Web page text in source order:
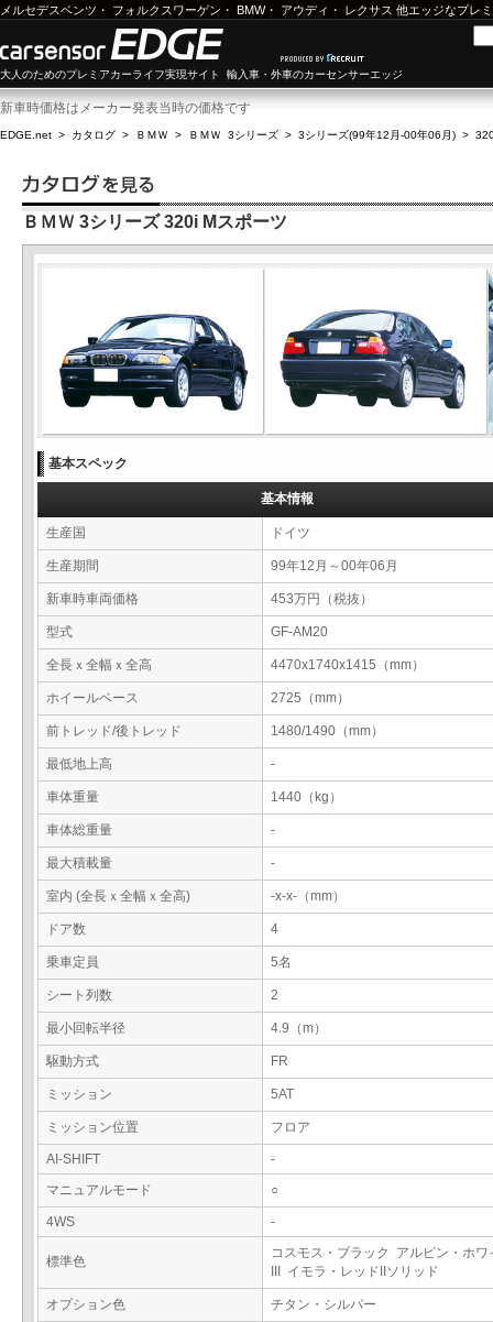
メルセデスベンツ ・ フォルクスワーゲン ・ BMW・ アウディ ・ レクサス 他エッジなプレ
大人のためのプレミアカーライフ実現サイト 輸入車・外車のカーセンサーエッジ
新車時価格はメーカー発表当時の価格です
EDGE.net > カタログ > ＢＭＷ > ＢＭＷ 3シリーズ > 3シリーズ(99年12月-00年06月) >
ＢＭＷ 3シリーズ 320i Mスポーツ
基本スペック
基本情報
生産国 ドイツ
生産期間 99年12月～00年06月
新車時車両価格 453万円（税抜）
型式 GF-AM20
全長ｘ全幅ｘ全高 4470x1740x1415（mm）
ホイールベース 2725（mm）
前トレッド/後トレッド 1480/1490（mm）
最低地上高 -
車体重量 1440（kg）
車体総重量 -
最大積載量 -
室内 (全長ｘ全幅ｘ全高) -x-x-（mm）
ドア数 4
乗車定員 5名
シート列数 2
最小回転半径 4.9（m）
駆動方式 FR
ミッション 5AT
ミッション位置 フロア
AI-SHIFT
-
マニュアルモード
○
4WS -
標準色
コスモス・ブラック アルピン・ホワ
III イモラ・レッドIIソリッド
オプション色 チタン・シルバー